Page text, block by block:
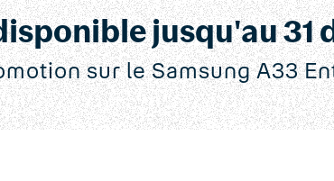
jusqu'au 31
sur le Samsung A33